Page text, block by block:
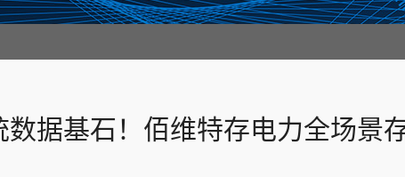
据基石！佰维特存电力全场景